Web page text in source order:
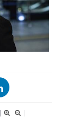
|
|